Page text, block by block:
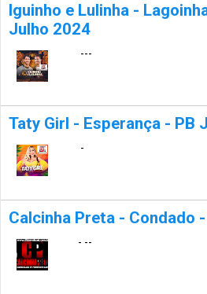
Iguinho e Lulinha -
Julho 2024
---
Taty Girl - Esperança - PB
-
Calcinha Preta - Condado
- --